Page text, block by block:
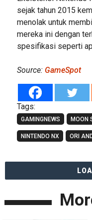
sejak tahun 2015
menolak untuk
mereka ini dengan
spesifikasi seperti
Source: GameSpot
Tags:
GAMINGNEWS MOON
NINTENDO NX ORI